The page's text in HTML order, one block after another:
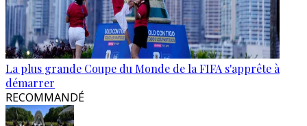
La plus grande Coupe du Monde de la FIFA s'apprête à
démarrer
RECOMMANDÉ